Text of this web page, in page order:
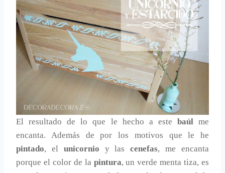
El resultado de lo que le hecho a este baúlme
encanta. Además de por los motivos que le he
pintado, el unicornio y lascenefas, me encanta
porque el color de la pintura, un verde menta tiza, es